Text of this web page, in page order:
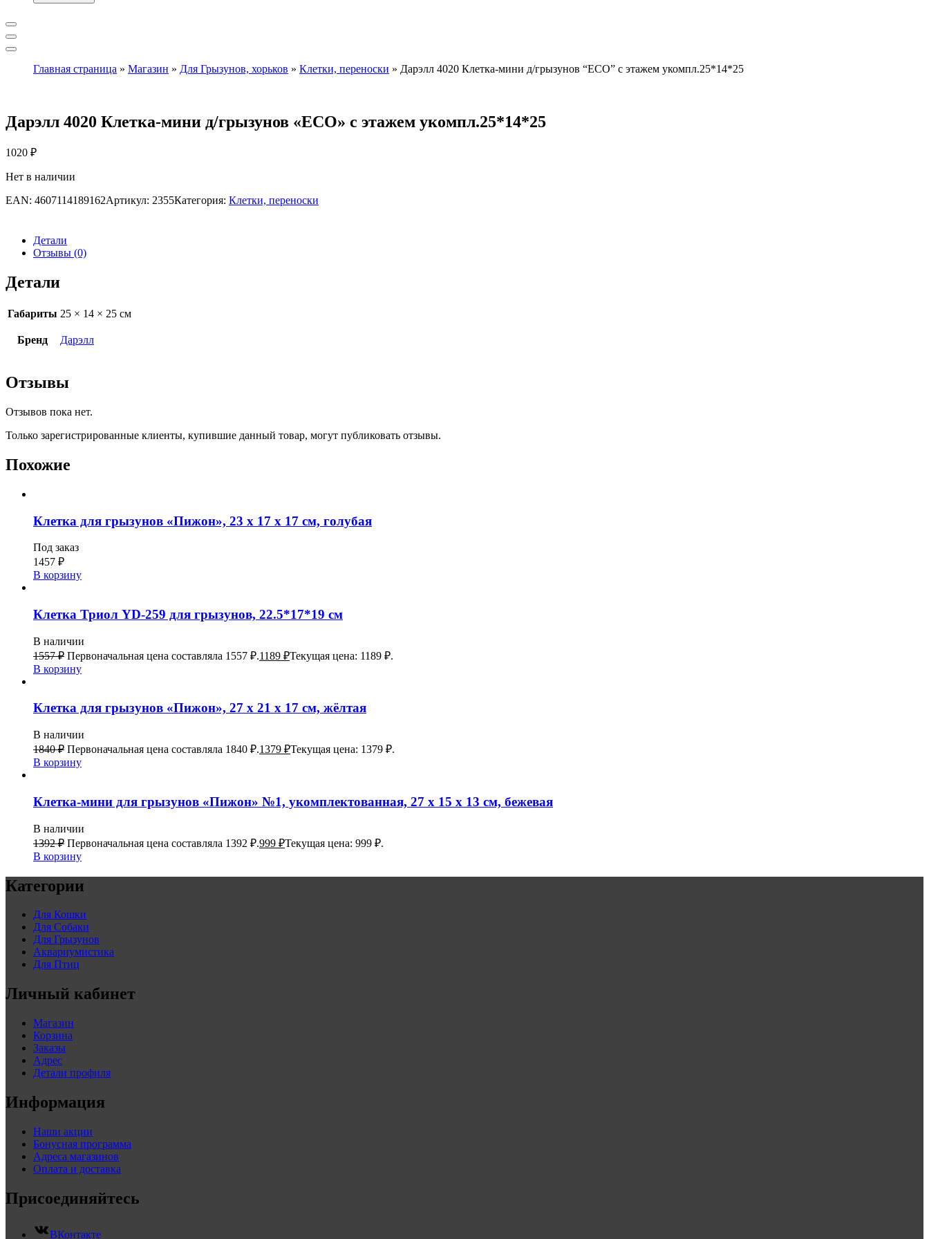
Главная страница » Магазин » Для Грызунов, хорьков » Клетки, переноски » Дарэлл 4020 Клетка-мини д/грызунов “ЕСО” с этажем укомпл.25*14*25
Дарэлл 4020 Клетка-мини д/грызунов «ЕСО» с этажем укомпл.25*14*25
1020 ₽
Нет в наличии
EAN: 4607114189162Артикул: 2355Категория: Клетки, переноски
Детали
Отзывы (0)
Детали
Габариты 25 × 14 × 25 см
Бренд Дарэлл
Отзывы
Отзывов пока нет.
Только зарегистрированные клиенты, купившие данный товар, могут публиковать отзывы.
Похожие
Клетка для грызунов «Пижон», 23 х 17 х 17 см, голубая
Под заказ
1457 ₽
В корзину
Клетка Триол YD-259 для грызунов, 22.5*17*19 см
В наличии
1557₽ Первоначальная цена составляла 1557 ₽.1189 ₽Текущая цена: 1189 ₽.
В корзину
Клетка для грызунов «Пижон», 27 х 21 х 17 см, жёлтая
В наличии
1840₽ Первоначальная цена составляла 1840 ₽.1379 ₽Текущая цена: 1379 ₽.
В корзину
Клетка-мини для грызунов «Пижон» №1, укомплектованная, 27 х 15 х 13 см, бежевая
В наличии
1392₽ Первоначальная цена составляла 1392 ₽.999 ₽Текущая цена: 999 ₽.
В корзину
Категории
Для Кошки
Для Собаки
Для Грызунов
Аквариумистика
Для Птиц
Личный кабинет
Магазин
Корзина
Заказы
Адрес
Детали профиля
Информация
Наши акции
Бонусная программа
Адреса магазинов
Оплата и доставка
Присоединяйтесь
ВКонтакте